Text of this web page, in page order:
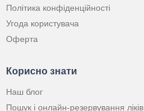
Політика конфіденційності
Угода користувача
Оферта
Корисно знати
Наш блог
Пошук і онлайн-резервування ліків